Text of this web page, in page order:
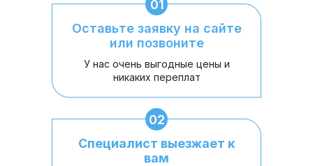
Оставьте заявку на сайте
или позвоните
01
У нас очень выгодные цены и
никаких переплат
Специалист выезжает к
вам
02